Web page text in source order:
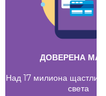
ДОВЕРЕНА
Над 17 милиона
света